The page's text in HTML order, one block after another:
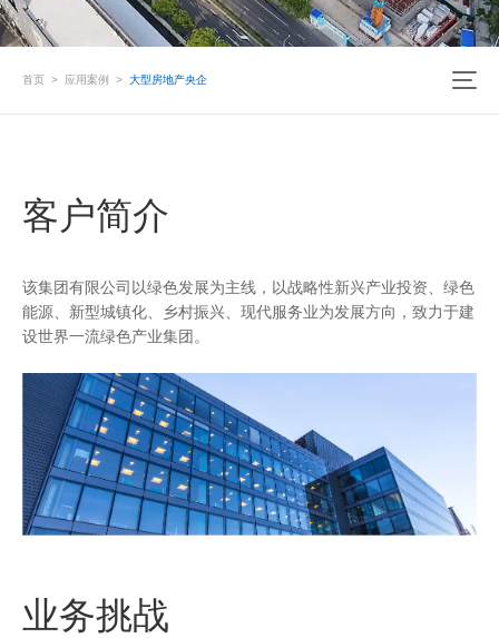
首页 > 应用案例 > 大型房地产央企
客户简介
该集团有限公司以绿色发展为主线，以战略性新兴产业投资、绿色
能源、新型城镇化、乡村振兴、现代服务业为发展方向，致力于建
设世界一流绿色产业集团。
业务挑战